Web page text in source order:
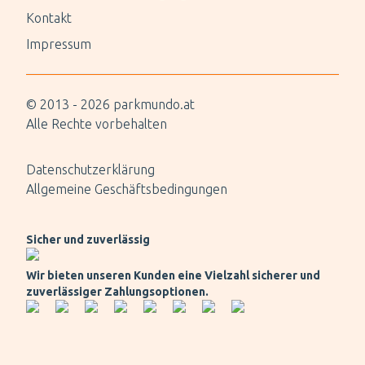
Kontakt
Impressum
© 2013 - 2026 parkmundo.at
Alle Rechte vorbehalten
Datenschutzerklärung
Allgemeine Geschäftsbedingungen
Sicher und zuverlässig
Wir bieten unseren Kunden eine Vielzahl sicherer und
zuverlässiger Zahlungsoptionen.